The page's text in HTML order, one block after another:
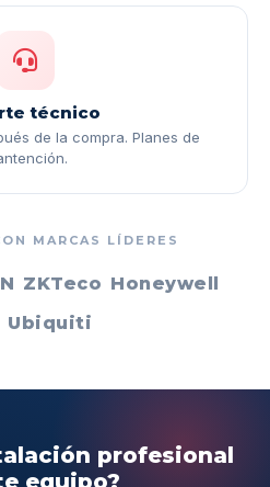
técnico
de la compra. Planes de
MARCAS LÍDERES
ZKTeco Honeywell
Ubiquiti
profesional
equipo?